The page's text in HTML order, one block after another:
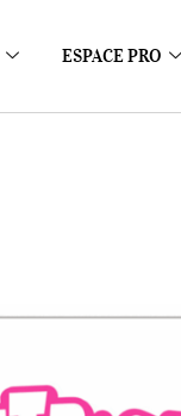
ESPACE PRO